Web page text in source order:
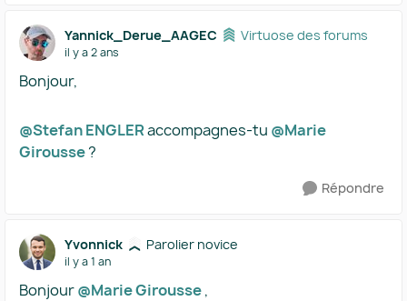
Yannick_Derue_AAGEC Virtuose des forums
il y a 2 ans
Bonjour,
@Stefan ENGLERaccompagnes-tu @Marie
Girousse?
Répondre
Yvonnick Parolier novice
il y a 1 an
Bonjour ​@Marie Girousse,